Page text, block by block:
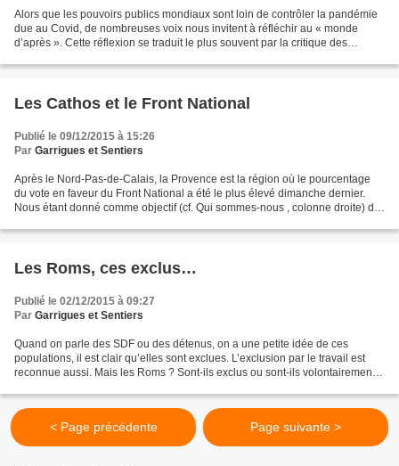
Alors que les pouvoirs publics mondiaux sont loin de contrôler la pandémie
due au Covid, de nombreuses voix nous invitent à réfléchir au « monde
d’après ». Cette réflexion se traduit le plus souvent par la critique des
Les Cathos et le Front National
Publié le 09/12/2015 à 15:26
Par Garrigues et Sentiers
Après le Nord-Pas-de-Calais, la Provence est la région où le pourcentage
du vote en faveur du Front National a été le plus élevé dimanche dernier.
Nous étant donné comme objectif (cf. Qui sommes-nous , colonne droite) de
Les Roms, ces exclus…
Publié le 02/12/2015 à 09:27
Par Garrigues et Sentiers
Quand on parle des SDF ou des détenus, on a une petite idée de ces
populations, il est clair qu’elles sont exclues. L’exclusion par le travail est
reconnue aussi. Mais les Roms ? Sont-ils exclus ou sont-ils volontairement
< Page précédente Page suivante >